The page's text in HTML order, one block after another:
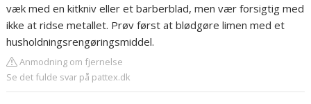
væk med en kitkniv eller et barberblad, men vær forsigtig med
ikke at ridse metallet. Prøv først at blødgøre limen med et
husholdningsrengøringsmiddel.
Anmodning om fjernelse
Se det fulde svar på pattex.dk